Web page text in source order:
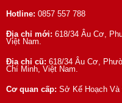
Hotline: 0857 557 788
Địa chỉ mới: 618/34 Âu Cơ,
Việt Nam.
Địa chỉ cũ: 618/34 Âu Cơ,
Chí Minh, Việt Nam.
Cơ quan cấp: Sở Kế Hoạch Và